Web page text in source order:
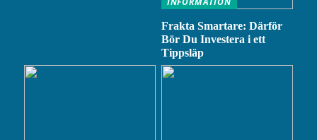
Frakta Smartare: Därför
Bör Du Investera i ett
Tippsläp